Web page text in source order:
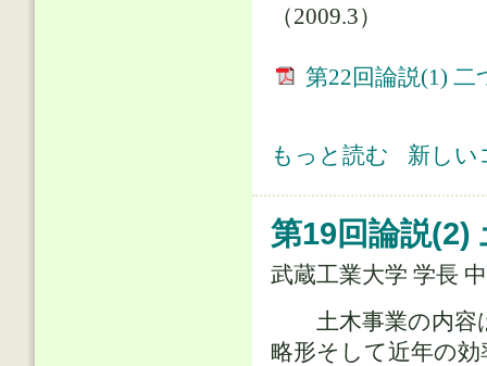
（2009.3）
第22回論説(1)
第22回論説(1) 二つの危機を乗り切
もっと読む 新しい
第19回論説(2)
武蔵工業大学 学長
土木事業の内容
略形そして近年の